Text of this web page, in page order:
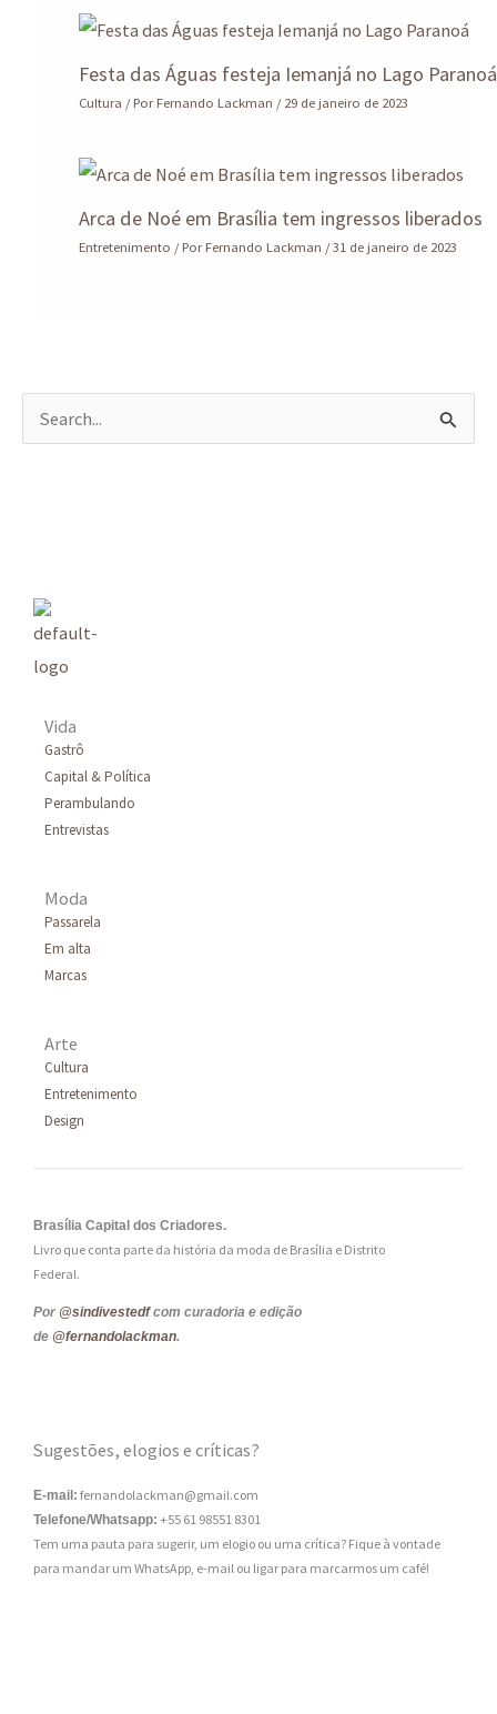
Festa das Águas festeja Iemanjá no Lago Paranoá
Cultura / PorFernando Lackman /29 de janeiro de 2023
Arca de Noé em Brasília tem ingressos liberados
Entretenimento / PorFernando Lackman /31 de janeiro de 2023
Vida
Gastrô
Capital & Política
Perambulando
Entrevistas
Moda
Passarela
Em alta
Marcas
Arte
Cultura
Entretenimento
Design
Brasília Capital dos Criadores.
Livro que conta parte da história da moda de Brasília e Distrito
Federal.
Por @sindivestedfcom curadoria e edição
de @fernandolackman.
Sugestões, elogios e críticas?
E-mail: fernandolackman@gmail.com
Telefone/Whatsapp: +55 61 98551 8301
Tem uma pauta para sugerir, um elogio ou uma crítica? Fique à vontade
para mandar um WhatsApp, e-mail ou ligar para marcarmos um café!